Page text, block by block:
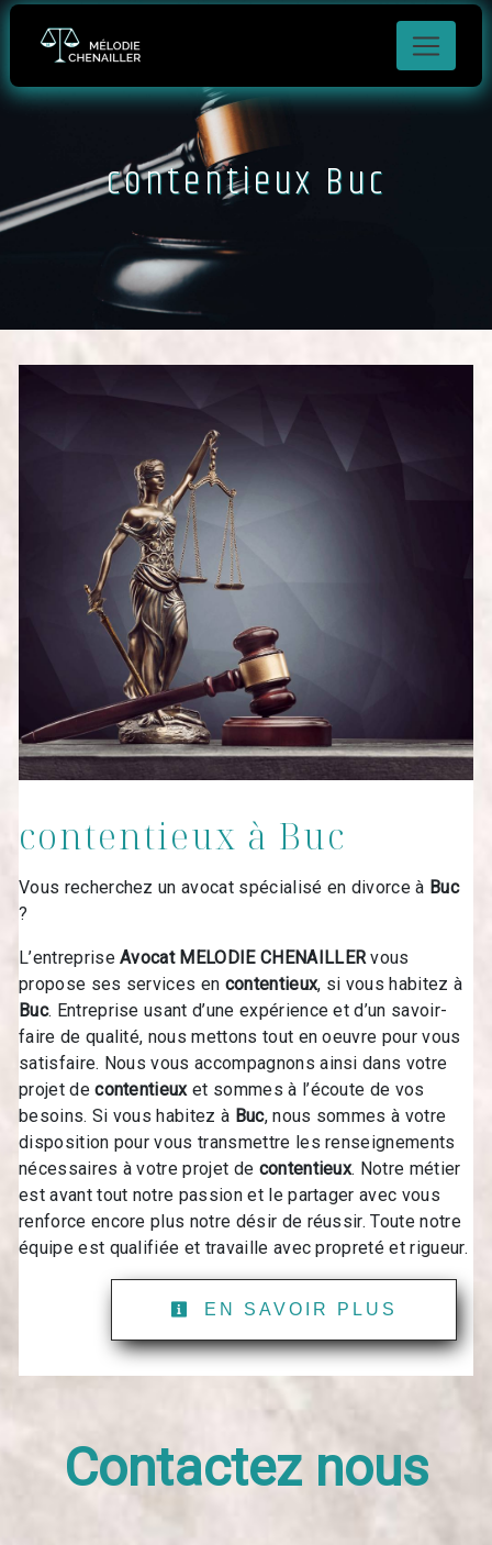
contentieux Buc
contentieux à Buc
Vous recherchez un avocat spécialisé en divorce à Buc
?
L’entrepriseAvocat MELODIE CHENAILLERvous
propose ses services en contentieux, si vous habitez à
Buc. Entreprise usant d’une expérience et d’un savoir-
faire de qualité, nous mettons tout en oeuvre pour vous
satisfaire. Nous vous accompagnons ainsi dans votre
projet decontentieuxet sommes à l’écoute de vos
besoins. Si vous habitez à Buc, nous sommes à votre
disposition pour vous transmettre les renseignements
nécessaires à votre projet de contentieux. Notre métier
est avant tout notre passion et le partager avec vous
renforce encore plus notre désir de réussir. Toute notre
équipe est qualifiée et travaille avec propreté et rigueur.
EN SAVOIR PLUS
Contactez nous
Panneau de gestion des cookies